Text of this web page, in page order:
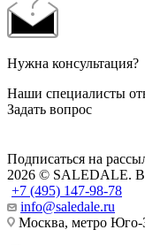
Нужна консультация?
Наши специалисты
Задать вопрос
Подписаться на
2026 © SALEDALE.
+7 (495) 147-98-78
info@saledale.ru
Москва, метро Юго-